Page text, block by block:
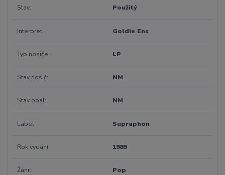
Stav Použitý
Interpret Goldie Ens
Typ nosiče LP
Stav nosič NM
Stav obal NM
Label Supraphon
Rok vydání 1989
Žánr Pop